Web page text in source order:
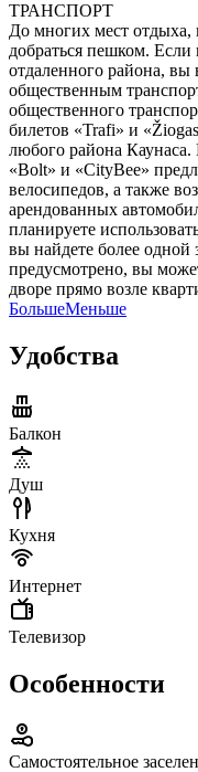
ТРАНСПОРТ
До многих мест
добраться пешком. Если
отдаленного района, вы
общественным
общественного
билетов «Trafi» и
любого района
«Bolt» и «CityBee»
велосипедов, а также
арендованных
планируете
вы найдете более одной
предусмотрено, вы
дворе прямо возле
БольшеМеньше
Удобства
Балкон
Душ
Кухня
Интернет
Телевизор
Особенности
Самостоятельное